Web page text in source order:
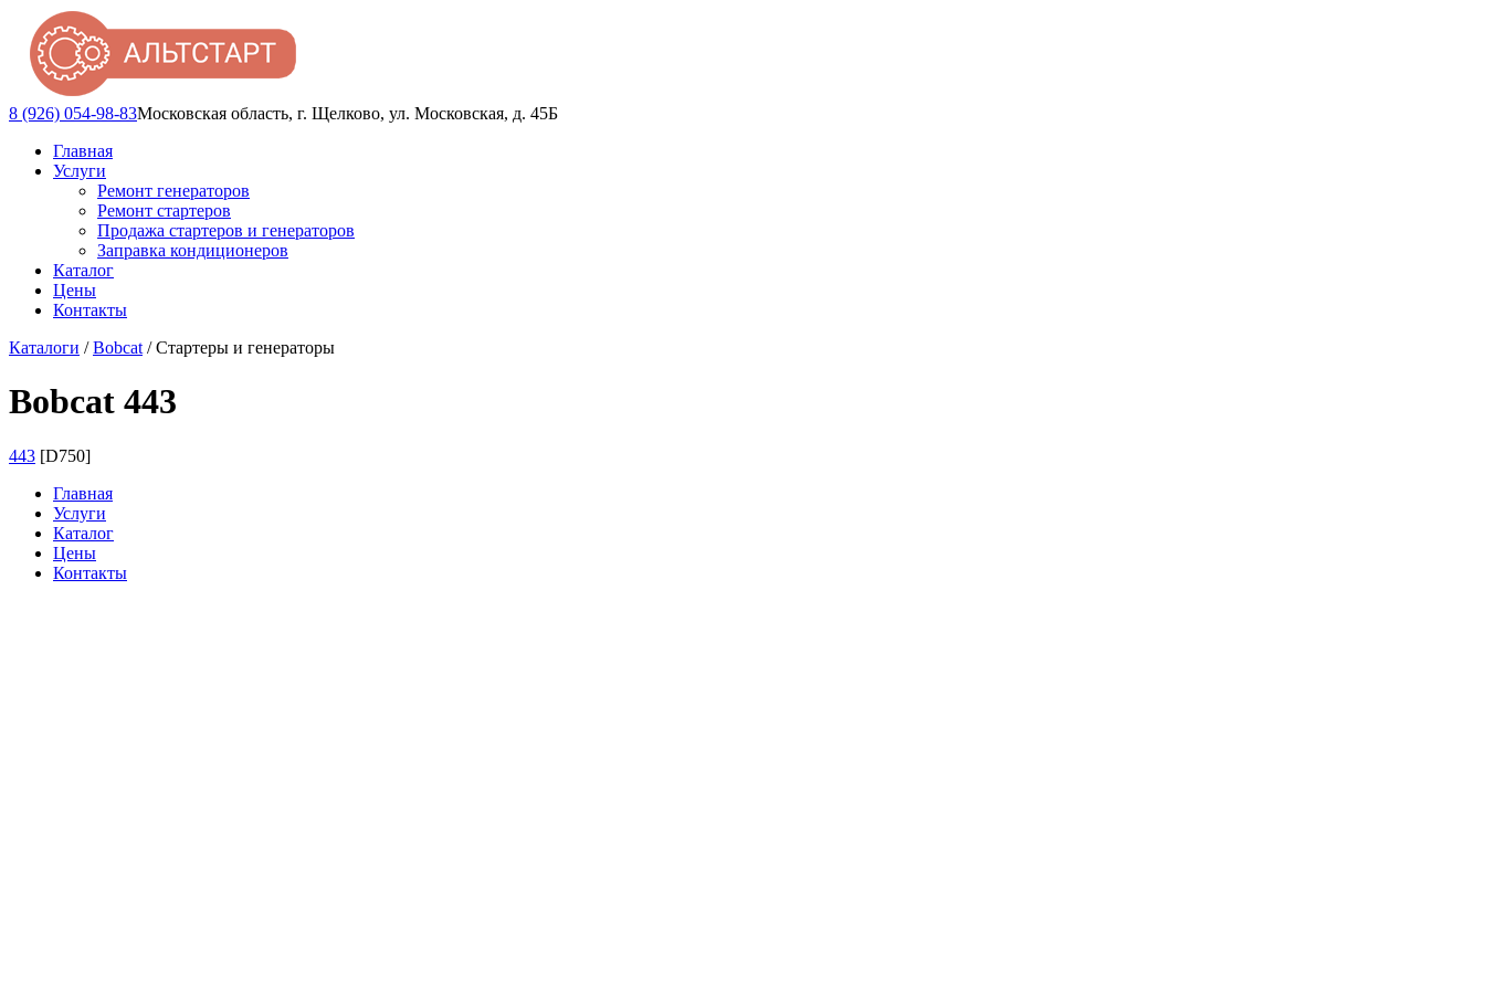
8 (926) 054-98-83Московская область, г. Щелково, ул. Московская, д. 45Б
Главная
Услуги
Ремонт генераторов
Ремонт стартеров
Продажа стартеров и генераторов
Заправка кондиционеров
Каталог
Цены
Контакты
Каталоги /Bobcat / Стартеры и генераторы
Bobcat 443
443 [D750]
Главная
Услуги
Каталог
Цены
Контакты